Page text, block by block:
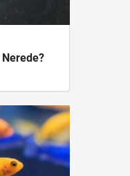
Nerede?